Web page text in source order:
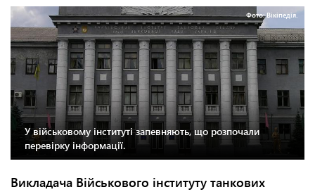
Фото: Вікіпедія.
У військовому інституті запевняють, що розпочали
перевірку інформації.
Викладача Військового інституту танкових